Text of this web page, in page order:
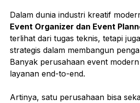
Dalam dunia industri kreatif
Event Organizer dan Event
terlihat dari tugas teknis, tetapi
strategis dalam membangun
Banyak perusahaan event
layanan end-to-end.
Artinya, satu perusahaan bisa